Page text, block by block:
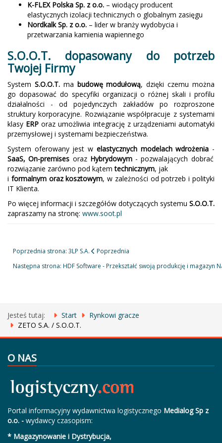
K-FLEX Polska Sp. z o.o. – wiodący producent
elastycznych izolacji technicznych o globalnym zasięgu
Nordkalk Sp. z o.o. – lider w branży wydobycia i
przetwarzania kamienia wapiennego
S.O.O.T. dopasowany do potrzeb
Twojej Firmy
System S.O.O.T. ma budowę modułową, dzięki czemu można
go dopasować do specyfiki organizacji o różnej skali i profilu
działalności - od pojedynczych zakładów po rozproszone
struktury korporacyjne. Rozwiązanie współpracuje z systemami
klasy ERP oraz umożliwia integrację z urządzeniami automatyki
przemysłowej i systemami bezpieczeństwa.
System oferowany jest w elastycznych modelach wdrożenia -
SaaS, On-premises oraz Hybrydowym- pozwalających dobrać
rozwiązanie zarówno pod kątem technicznym, jak
i formalnym oraz kosztowym, w zależności od potrzeb i polityki
IT Klienta.
Po więcej informacji i szczegółów dotyczących systemu S.O.O.T.
zapraszamy na stronę: www.soot.pl
Poprzednia strona: 3LP S.A.
Poprzednia
Następna strona: HDF Software - Przekształć swoją produkcję i magazyn
Jesteś tutaj: Start
Rynkowi gracze
ZETO S.A. / S.O.O.T.
O NAS
Portal informacyjny wydawnictwa logistycznego Medialog Sp z
o.o. - wydawcy czasopism:
* Magazynowanie i Dystrybucja,